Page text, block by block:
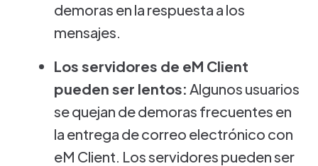
demoras en la respuesta a los
mensajes.
Los servidores de eM Client
pueden ser lentos: Algunos usuarios
se quejan de demoras frecuentes en
la entrega de correo electrónico con
eM Client. Los servidores pueden ser